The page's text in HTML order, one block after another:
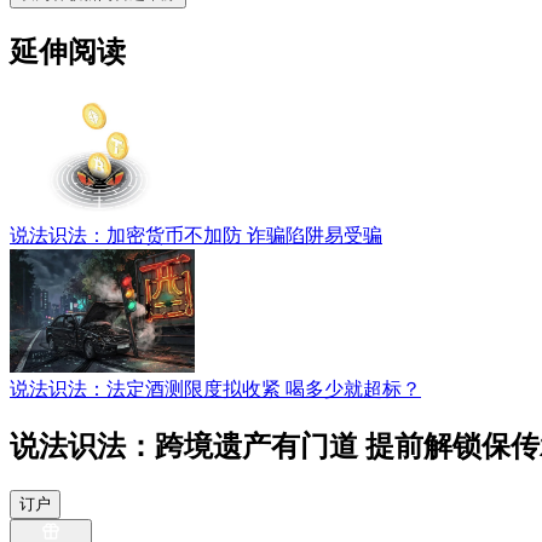
延伸阅读
说法识法：加密货币不加防 诈骗陷阱易受骗
说法识法：法定酒测限度拟收紧 喝多少就超标？
说法识法：跨境遗产有门道 提前解锁保
订户